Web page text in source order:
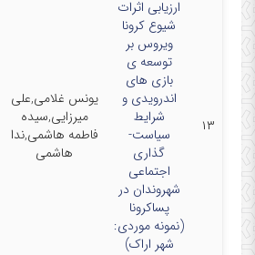
۱۳
ارزیابی اثرات
شیوع کرونا
ویروس بر
توسعه ی
بازی های
اندرویدی و
شرایط
سیاست-
گذاری
اجتماعی
شهروندان در
پساکرونا
(نمونه موردی:
شهر اراک)
یونس غلامی,علی
میرزایی,سیده
فاطمه هاشمی,ندا
هاشمی